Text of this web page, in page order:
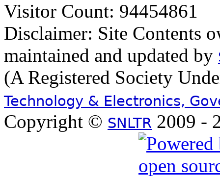
Visitor Count: 94454861
Disclaimer: Site Contents
maintained and updated by
(A Registered Society
Technology & Electronics,
Copyright © SNLTR 2009 -